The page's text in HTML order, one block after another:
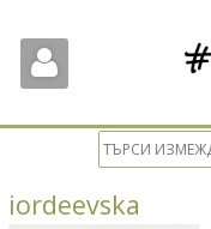
iordeevska